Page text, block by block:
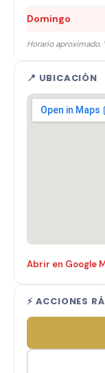
Domingo
Horario
📍 UBICACIÓN
Abrir en Google
⚡ ACCIONES